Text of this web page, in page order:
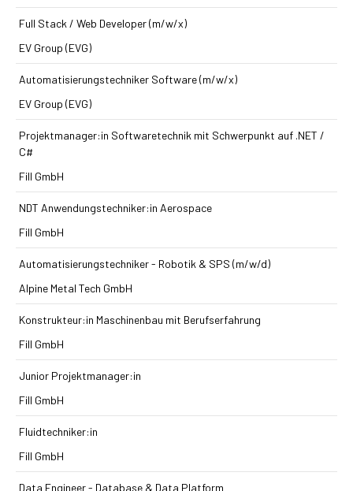
Full Stack / Web Developer (m/w/x)
EV Group (EVG)
Automatisierungs­techniker Software (m/w/x)
EV Group (EVG)
Projektmanager:in Softwaretechnik mit Schwerpunkt auf .NET /
C#
Fill GmbH
NDT Anwendungstechniker:in Aerospace
Fill GmbH
Automatisierungstechniker - Robotik & SPS (m/w/d)
Alpine Metal Tech GmbH
Konstrukteur:in Maschinenbau mit Berufserfahrung
Fill GmbH
Junior Projektmanager:in
Fill GmbH
Fluidtechniker:in
Fill GmbH
Data Engineer - Database & Data Platform